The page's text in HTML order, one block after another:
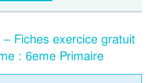
Fiches exercice gratuit
: 6eme Primaire